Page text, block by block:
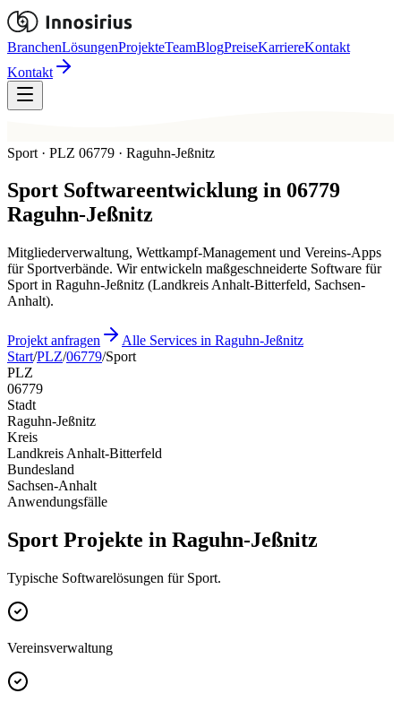
BranchenLösungenProjekteTeamBlogPreiseKarriereKontakt
Kontakt
Sport · PLZ 06779 · Raguhn-Jeßnitz
Sport Softwareentwicklung in 06779
Raguhn-Jeßnitz
Mitgliederverwaltung, Wettkampf-Management und Vereins-Apps
für Sportverbände. Wir entwickeln maßgeschneiderte Software für
Sport in Raguhn-Jeßnitz (Landkreis Anhalt-Bitterfeld, Sachsen-
Anhalt).
Projekt anfragen
Alle Services in Raguhn-Jeßnitz
Start/PLZ/06779/Sport
PLZ
06779
Stadt
Raguhn-Jeßnitz
Kreis
Landkreis Anhalt-Bitterfeld
Bundesland
Sachsen-Anhalt
Anwendungsfälle
Sport Projekte in Raguhn-Jeßnitz
Typische Softwarelösungen für Sport.
Vereinsverwaltung